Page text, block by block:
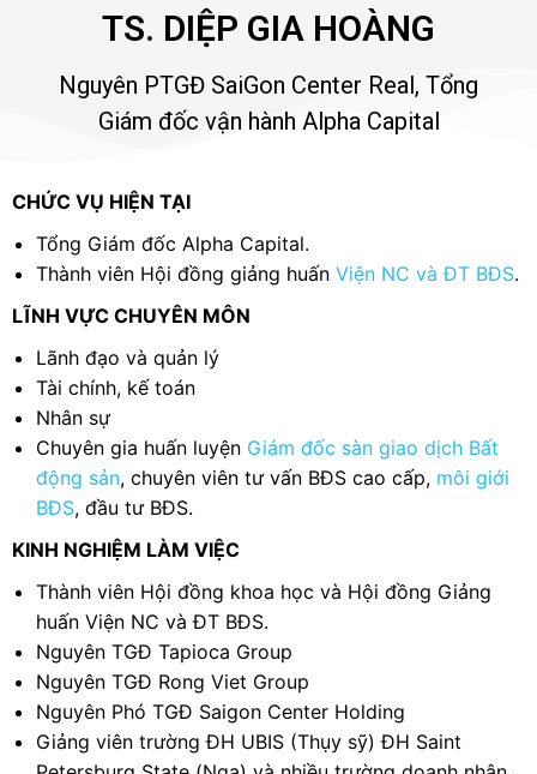
TS. DIỆP GIA HOÀNG
Nguyên PTGĐ SaiGon Center Real, Tổng
Giám đốc vận hành Alpha Capital
CHỨC VỤ HIỆN TẠI
Tổng Giám đốc Alpha Capital.
Thành viên Hội đồng giảng huấn Viện NC và ĐT BĐS.
LĨNH VỰC CHUYÊN MÔN
Lãnh đạo và quản lý
Tài chính, kế toán
Nhân sự
Chuyên gia huấn luyện Giám đốc sàn giao dịch Bất
động sản, chuyên viên tư vấn BĐS cao cấp, môi giới
BĐS, đầu tư BĐS.
KINH NGHIỆM LÀM VIỆC
Thành viên Hội đồng khoa học và Hội đồng Giảng
huấn Viện NC và ĐT BĐS.
Nguyên TGĐ Tapioca Group
Nguyên TGĐ Rong Viet Group
Nguyên Phó TGĐ Saigon Center Holding
Giảng viên trường ĐH UBIS (Thụy sỹ) ĐH Saint